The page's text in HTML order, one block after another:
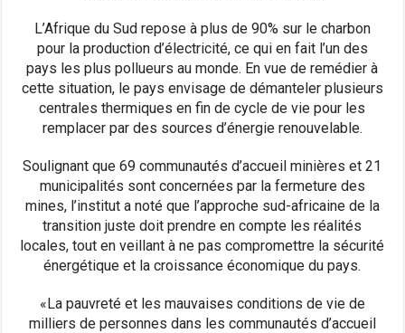
L’Afrique du Sud repose à plus de 90% sur le charbon
pour la production d’électricité, ce qui en fait l’un des
pays les plus pollueurs au monde. En vue de remédier à
cette situation, le pays envisage de démanteler plusieurs
centrales thermiques en fin de cycle de vie pour les
remplacer par des sources d’énergie renouvelable.
Soulignant que 69 communautés d’accueil minières et 21
municipalités sont concernées par la fermeture des
mines, l’institut a noté que l’approche sud-africaine de la
transition juste doit prendre en compte les réalités
locales, tout en veillant à ne pas compromettre la sécurité
énergétique et la croissance économique du pays.
«La pauvreté et les mauvaises conditions de vie de
milliers de personnes dans les communautés d’accueil